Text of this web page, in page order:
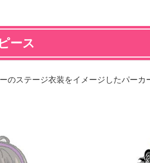
ース
のステージ衣装をイメージしたパーカ